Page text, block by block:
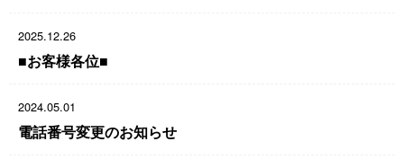
2025.12.26
■お客様各位■
2024.05.01
電話番号変更のお知らせ